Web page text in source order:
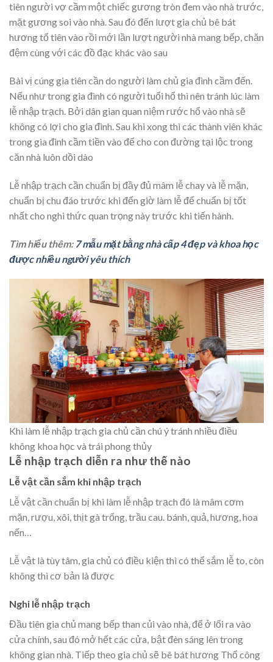
tiên người vợ cầm một chiếc gương tròn đem vào nhà trước,
mặt gương soi vào nhà. Sau đó đến lượt gia chủ bê bát
hương tổ tiên vào rồi mới lần lượt người nhà mang bếp, chăn
đệm cùng với các đồ đạc khác vào sau
Bài vị cúng gia tiên cần do người làm chủ gia đình cầm đến.
Nếu như trong gia đình có người tuổi hổ thì nên tránh lúc làm
lễ nhập trạch. Bởi dân gian quan niệm rước hổ vào nhà sẽ
không có lợi cho gia đình. Sau khi xong thì các thành viên khác
trong gia đình cầm tiền vào để cho con đường tại lộc trong
căn nhà luôn dồi dào
Lễ nhập trạch cần chuẩn bị đầy đủ mâm lễ chay và lễ mặn,
chuẩn bị chu đáo trước khi đến giờ làm lễ để chuẩn bị tốt
nhất cho nghi thức quan trọng này trước khi tiến hành.
Tìm hiểu thêm: 7 mẫu mặt bằng nhà cấp 4 đẹp và khoa học
được nhiều người yêu thích
Khi làm lễ nhập trạch gia chủ cần chú ý tránh nhiều điều
không khoa học và trái phong thủy
Lễ nhập trạch diễn ra như thế nào
Lễ vật cần sắm khi nhập trạch
Lễ vật cần chuẩn bị khi làm lễ nhập trạch đó là mâm cơm
mặn, rượu, xôi, thịt gà trống, trầu cau. bánh, quả, hương, hoa
nến…
Lễ vật là tùy tâm, gia chủ có điều kiện thì có thể sắm lễ to, còn
không thì cơ bản là được
Nghi lễ nhập trạch
Đầu tiên gia chủ mang bếp than củi vào nhà, để ở lối ra vào
cửa chính, sau đó mở hết các cửa, bật đèn sáng lên trong
không gian nhà. Tiếp theo gia chủ sẽ bê bát hương Thổ công